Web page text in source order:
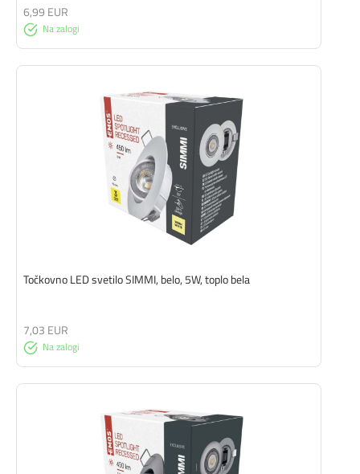
Na zalogi
6,99 EUR
Točkovno LED svetilo SIMMI, belo, 5W, toplo bela
Na zalogi
7,03 EUR